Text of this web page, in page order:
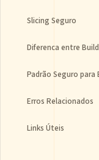
Slicing Seguro
Diferenca entre
Padrão Seguro para
Erros Relacionados
Links Úteis